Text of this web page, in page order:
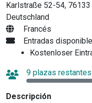
Karlstraße 52-54,
Deutschland
Francés
Entradas
Kostenloser
9 plazas restantes
Descripción